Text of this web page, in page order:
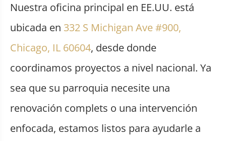
Nuestra oficina principal en EE.UU. está
ubicada en 332 S Michigan Ave #900,
Chicago, IL 60604, desde donde
coordinamos proyectos a nivel nacional. Ya
sea que su parroquia necesite una
renovación complets o una intervención
enfocada, estamos listos para ayudarle a